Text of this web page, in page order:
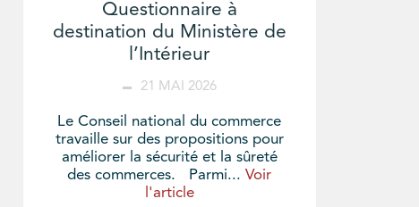
Questionnaire à
destination du Ministère de
l’Intérieur
21 MAI 2026
Le Conseil national du commerce
travaille sur des propositions pour
améliorer la sécurité et la sûreté
des commerces. Parmi...Voir
l'article